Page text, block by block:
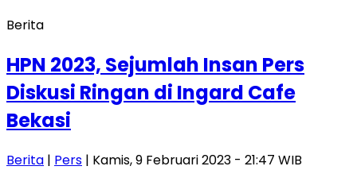
Berita
HPN 2023, Sejumlah Insan Pers
Diskusi Ringan di Ingard Cafe
Bekasi
Berita | Pers | Kamis, 9 Februari 2023 - 21:47 WIB